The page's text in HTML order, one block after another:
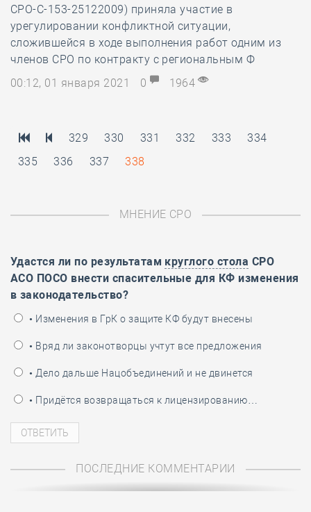
СРО-С-153-25122009) приняла участие в
урегулировании конфликтной ситуации,
сложившейся в ходе выполнения работ одним из
членов СРО по контракту с региональным Ф
00:12, 01 января 2021
0 1964
329 330 331 332 333
334
335
336 337 338
МНЕНИЕ СРО
Удастся ли по результатам круглого стола СРО
АСО ПОСО внести спасительные для КФ изменения
в законодательство?
• Изменения в ГрК о защите КФ будут внесены
• Вряд ли законотворцы учтут все предложения
• Дело дальше Нацобъединений и не двинется
• Придётся возвращаться к лицензированию…
ПОСЛЕДНИЕ КОММЕНТАРИИ